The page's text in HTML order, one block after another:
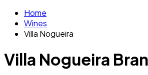
Home
Wines
Villa Nogueira
Villa Nogueira